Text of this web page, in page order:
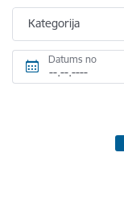
Kategorija
Datums no